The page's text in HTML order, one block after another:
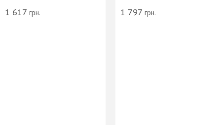
1 617 1 797